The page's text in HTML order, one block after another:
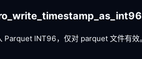
Parquet INT96，仅对 parquet 文件有效